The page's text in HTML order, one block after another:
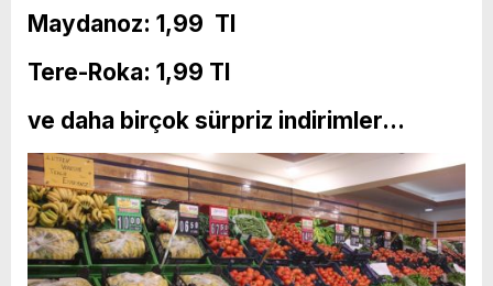
Maydanoz: 1,99 Tl
Tere-Roka: 1,99 Tl
ve daha birçok sürpriz indirimler…